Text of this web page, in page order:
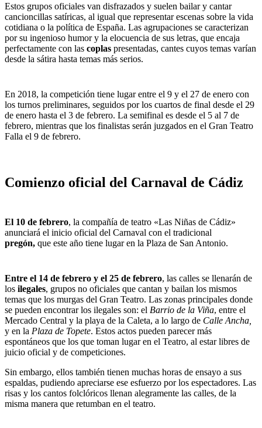
Estos grupos oficiales van disfrazados y suelen bailar y cantar
cancioncillas satíricas, al igual que representar escenas sobre la vida
cotidiana o la política de España. Las agrupaciones se caracterizan
por su ingenioso humor y la elocuencia de sus letras, que encaja
perfectamente con las coplas presentadas, cantes cuyos temas varían
desde la sátira hasta temas más serios.
En 2018, la competición tiene lugar entre el 9 y el 27 de enero con
los turnos preliminares, seguidos por los cuartos de final desde el 29
de enero hasta el 3 de febrero. La semifinal es desde el 5 al 7 de
febrero, mientras que los finalistas serán juzgados en el Gran Teatro
Falla el 9 de febrero.
Comienzo oficial del Carnaval de Cádiz
El 10 de febrero, la compañía de teatro «Las Niñas de Cádiz»
anunciará el inicio oficial del Carnaval con el tradicional
pregón, que este año tiene lugar en la Plaza de San Antonio.
Entre el 14 de febrero y el 25 de febrero, las calles se llenarán de
los ilegales, grupos no oficiales que cantan y bailan los mismos
temas que los murgas del Gran Teatro. Las zonas principales donde
se pueden encontrar los ilegales son: el Barrio de la Viña, entre el
Mercado Central y la playa de la Caleta, a lo largo de Calle Ancha,
y en la Plaza de Topete. Estos actos pueden parecer más
espontáneos que los que toman lugar en el Teatro, al estar libres de
juicio oficial y de competiciones.
Sin embargo, ellos también tienen muchas horas de ensayo a sus
espaldas, pudiendo apreciarse ese esfuerzo por los espectadores. Las
risas y los cantos folclóricos llenan alegramente las calles, de la
misma manera que retumban en el teatro.